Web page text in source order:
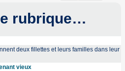
rubrique…
deux fillettes et leurs familles dans leur
vieux